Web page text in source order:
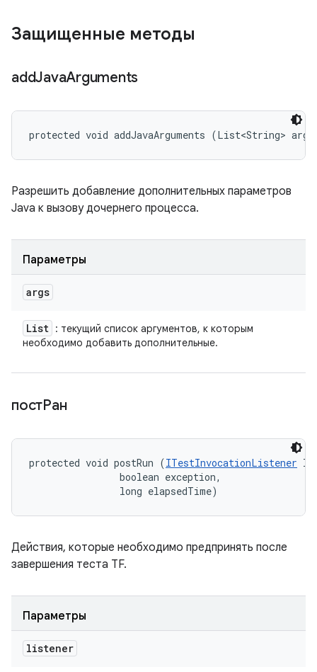
Защищенные методы
addJavaArguments
protected void addJavaArguments (List<String>
Разрешить добавление дополнительных параметров
Java к вызову дочернего процесса.
Параметры
args
List : текущий список аргументов, к которым
необходимо добавить дополнительные.
постРан
protected void postRun (ITestInvocationListener
                boolean exception,
                long elapsedTime)
Действия, которые необходимо предпринять после
завершения теста TF.
Параметры
listener